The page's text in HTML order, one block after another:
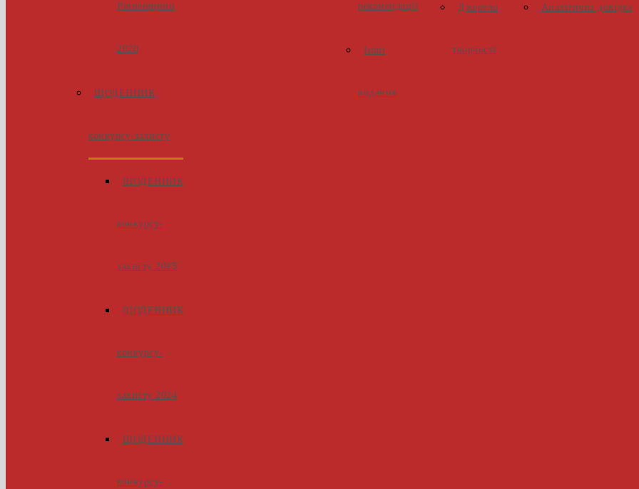
Рівненщини
2020
ЩОДЕННИК
конкурсу-захисту
ЩОДЕННИК
конкурсу-
захисту 2025
ЩОДЕННИК
конкурсу-
захисту 2024
ЩОДЕННИК
конкурсу-
рекомендації
Інші
видання
Джерело
творчості
Аналітична довідка